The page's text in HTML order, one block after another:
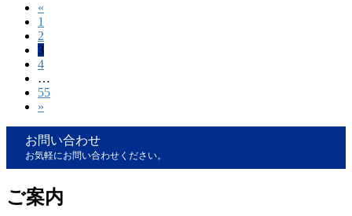
り
«
固
定
ペ
ー
ジ
1
固
定
ペ
ー
ジ
2
固
定
ペ
ー
ジ
3
固
定
ペ
ー
ジ
4
…
固
定
ペ
ー
ジ
55
»
お問い合わせ
お気軽にお問い合わせください。
ご案内